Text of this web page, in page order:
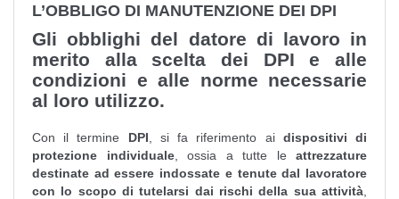
L’OBBLIGO DI MANUTENZIONE DEI DPI
Gli obblighi del datore di lavoro in
merito alla scelta dei DPI e alle
condizioni e alle norme necessarie
al loro utilizzo.
Con il termine DPI , si fa riferimento ai dispositivi di
protezione individuale, ossia a tutte le attrezzature
destinate ad essere indossate e tenute dal lavoratore
con lo scopo di tutelarsi dai rischi della sua attività